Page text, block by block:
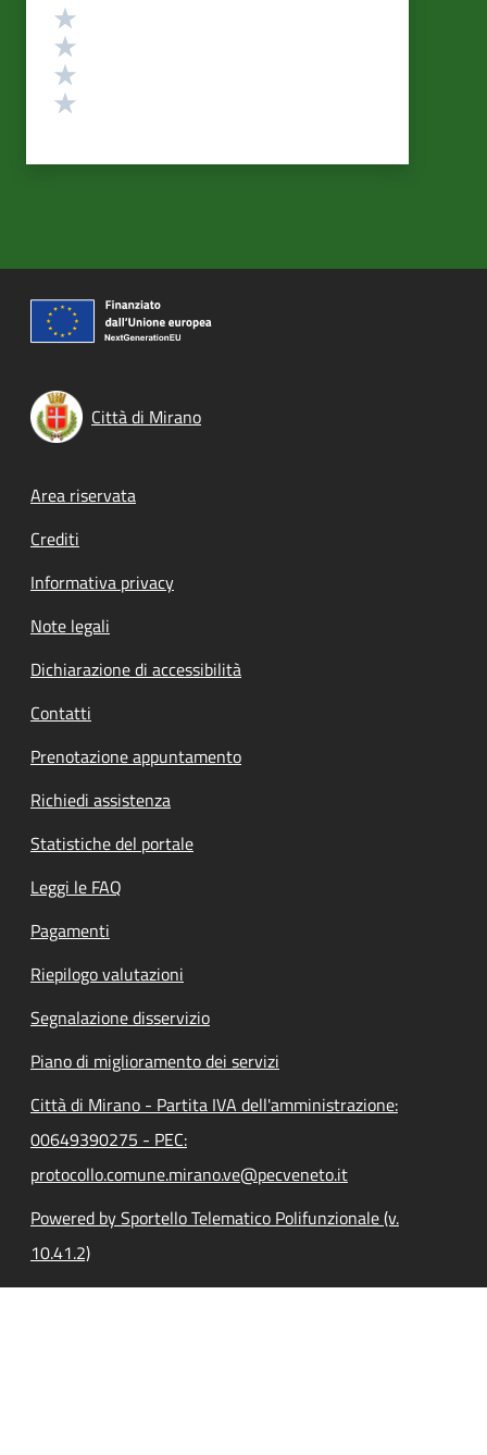
Città di Mirano
Footer menu
Area riservata
Crediti
Informativa privacy
Note legali
Dichiarazione di accessibilità
Contatti
Prenotazione appuntamento
Richiedi assistenza
Statistiche del portale
Leggi le FAQ
Pagamenti
Riepilogo valutazioni
Segnalazione disservizio
Piano di miglioramento dei servizi
Città di Mirano - Partita IVA dell'amministrazione:
00649390275 - PEC:
protocollo.comune.mirano.ve@pecveneto.it
Powered by Sportello Telematico Polifunzionale (v.
10.41.2)